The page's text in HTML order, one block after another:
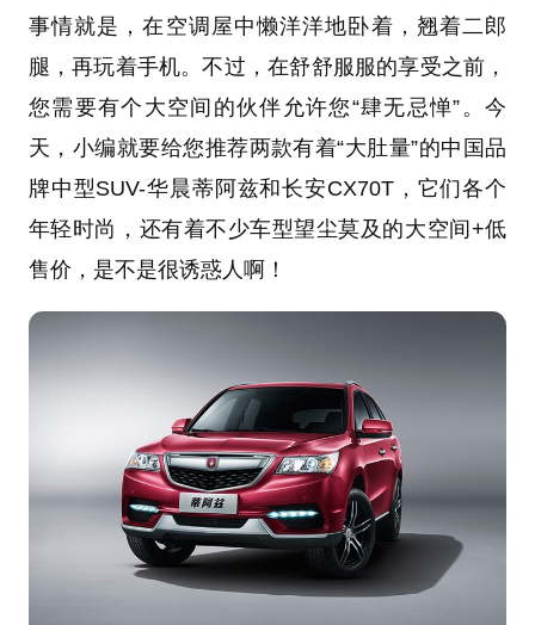
事情就是，在空调屋中懒洋洋地卧着，翘着二郎
腿，再玩着手机。不过，在舒舒服服的享受之前，
您需要有个大空间的伙伴允许您“肆无忌惮”。今
天，小编就要给您推荐两款有着“大肚量”的中国品
牌中型SUV-华晨蒂阿兹和长安CX70T，它们各个
年轻时尚，还有着不少车型望尘莫及的大空间+低
售价， 是不是很诱惑人啊！